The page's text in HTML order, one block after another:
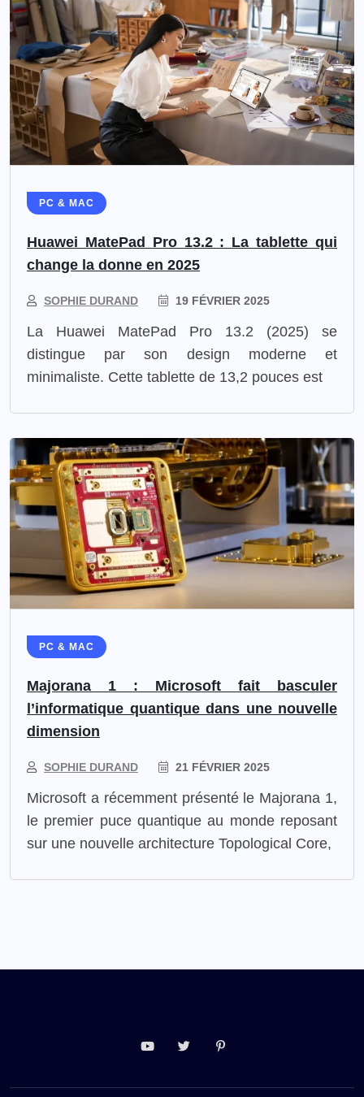
PC & MAC
Huawei MatePad Pro 13.2 : La tablette qui
change la donne en 2025
SOPHIE DURAND 19 FÉVRIER 2025
La Huawei MatePad Pro 13.2 (2025) se
distingue par son design moderne et
minimaliste. Cette tablette de 13,2 pouces est
PC & MAC
Majorana 1 : Microsoft fait basculer
l’informatique quantique dans une nouvelle
dimension
SOPHIE DURAND 21 FÉVRIER 2025
Microsoft a récemment présenté le Majorana 1,
le premier puce quantique au monde reposant
sur une nouvelle architecture Topological Core,